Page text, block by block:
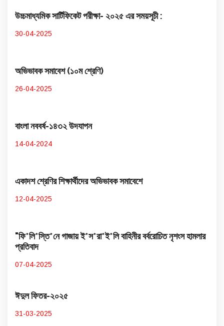
উচ্চমাধ্যমিক সার্টিফিকেট পরীক্ষা- ২০২৫ এর সময়সূচী :
30-04-2025
অভিভাবক সমাবেশ (১০ম শ্রেণি)
26-04-2025
বাংলা নববর্ষ-১৪৩২ উদযাপন
14-04-2024
একাদশ শ্রেণির শিক্ষার্থীদের অভিভাবক সমাবেশে
12-04-2025
"ফি*লি*স্তি*নে গাজায় ই*স*রা*ই*লি বাহিনীর বর্বরোচিত নৃশংস হামলার
প্রতিবাদ
07-04-2025
ঈদুল ফিতর-২০২৫
31-03-2025